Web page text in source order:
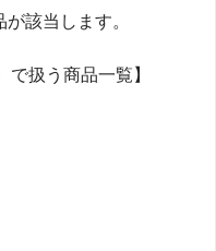
該当します。
で扱う商品一覧】